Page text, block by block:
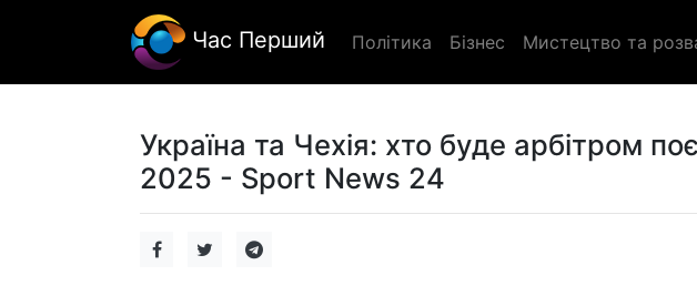
Час Перший Політика Бізнес Мистецтво та
Україна та Чехія: хто буде арбітром
2025 - Sport News 24